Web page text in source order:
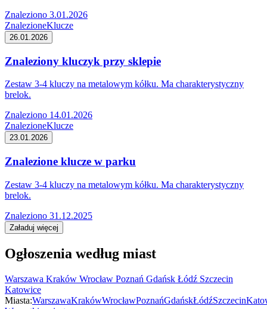
Znaleziono 3.01.2026
ZnalezioneKlucze
26.01.2026
Znaleziony kluczyk przy sklepie
Zestaw 3-4 kluczy na metalowym kółku. Ma charakterystyczny
brelok.
Znaleziono 14.01.2026
ZnalezioneKlucze
23.01.2026
Znalezione klucze w parku
Zestaw 3-4 kluczy na metalowym kółku. Ma charakterystyczny
brelok.
Znaleziono 31.12.2025
Załaduj więcej
Ogłoszenia według miast
Warszawa Kraków Wrocław Poznań Gdańsk Łódź Szczecin
Katowice
Miasta:WarszawaKrakówWrocławPoznańGdańskŁódźSzczecin